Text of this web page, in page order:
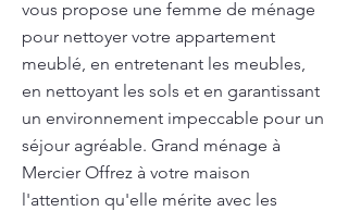
vous propose une femme de ménage
pour nettoyer votre appartement
meublé, en entretenant les meubles,
en nettoyant les sols et en garantissant
un environnement impeccable pour un
séjour agréable. Grand ménage à
Mercier Offrez à votre maison
l'attention qu'elle mérite avec les